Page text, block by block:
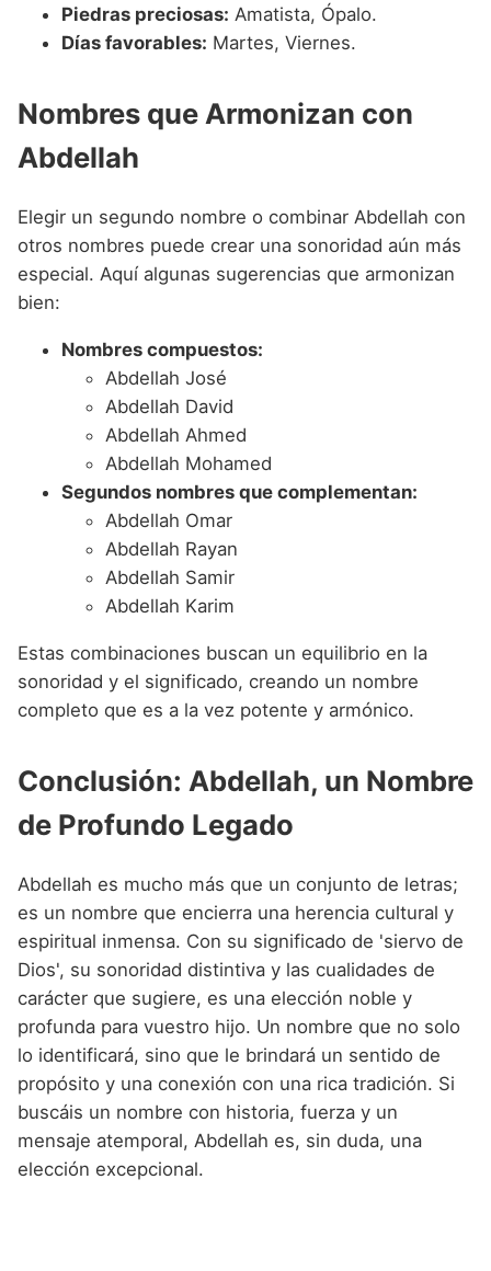
Piedras preciosas: Amatista, Ópalo.
Días favorables: Martes, Viernes.
Nombres que Armonizan con
Abdellah
Elegir un segundo nombre o combinar Abdellah con
otros nombres puede crear una sonoridad aún más
especial. Aquí algunas sugerencias que armonizan
bien:
Nombres compuestos:
Abdellah José
Abdellah David
Abdellah Ahmed
Abdellah Mohamed
Segundos nombres que complementan:
Abdellah Omar
Abdellah Rayan
Abdellah Samir
Abdellah Karim
Estas combinaciones buscan un equilibrio en la
sonoridad y el significado, creando un nombre
completo que es a la vez potente y armónico.
Conclusión: Abdellah, un Nombre
de Profundo Legado
Abdellah es mucho más que un conjunto de letras;
es un nombre que encierra una herencia cultural y
espiritual inmensa. Con su significado de 'siervo de
Dios', su sonoridad distintiva y las cualidades de
carácter que sugiere, es una elección noble y
profunda para vuestro hijo. Un nombre que no solo
lo identificará, sino que le brindará un sentido de
propósito y una conexión con una rica tradición. Si
buscáis un nombre con historia, fuerza y un
mensaje atemporal, Abdellah es, sin duda, una
elección excepcional.